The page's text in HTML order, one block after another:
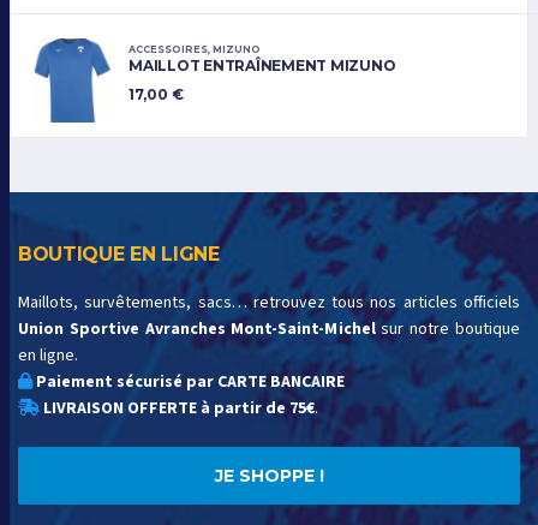
ACCESSOIRES, MIZUNO
MAILLOT ENTRAÎNEMENT MIZUNO
17,00 €
BOUTIQUE EN LIGNE
Maillots, survêtements, sacs… retrouvez tous nos articles officiels
Union Sportive Avranches Mont-Saint-Michelsur notre boutique
en ligne.
Paiement sécurisé par CARTE BANCAIRE
LIVRAISON OFFERTE à partir de 75€.
JE SHOPPE !